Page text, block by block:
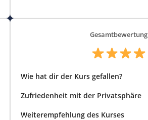
Gesamtbewertung
Wie hat dir der Kurs gefallen?
Zufriedenheit mit der Privatsphäre
Weiterempfehlung des Kurses